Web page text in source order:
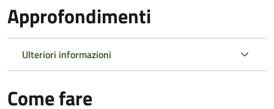
Approfondimenti
Ulteriori informazioni
Come fare